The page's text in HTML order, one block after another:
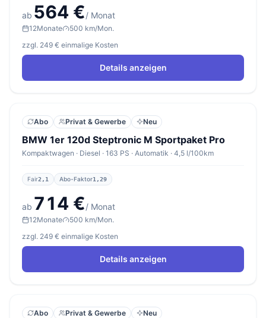
ab 564 €/ Monat
12Monate
500 km/Mon.
zzgl. 249 € einmalige Kosten
Details anzeigen
Abo Privat & Gewerbe Neu
BMW 1er 120d Steptronic M Sportpaket Pro
Kompaktwagen · Diesel · 163 PS · Automatik · 4,5 l/100km
Fair2,1 Abo-Faktor1,29
ab 714 €/ Monat
12Monate
500 km/Mon.
zzgl. 249 € einmalige Kosten
Details anzeigen
Abo Privat & Gewerbe Neu